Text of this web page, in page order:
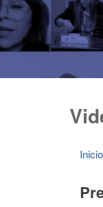
Inicio